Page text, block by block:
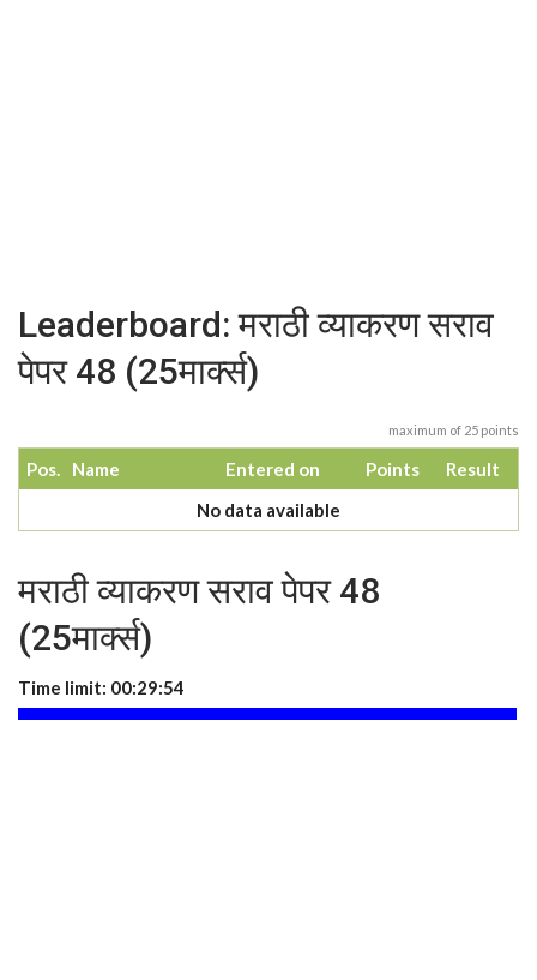
Leaderboard: मराठी व्याकरण सराव
पेपर 48 (25मार्क्स)
maximum of 25 points
Pos. Name Entered on Points
Result
No data available
मराठी व्याकरण सराव पेपर 48
(25मार्क्स)
Time limit: 00:29:53